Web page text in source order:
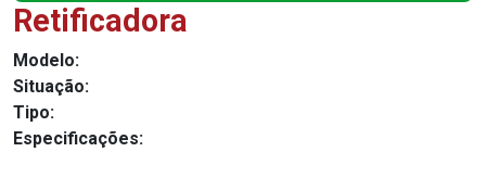
Retificadora
Modelo:
Situação:
Tipo:
Especificações: